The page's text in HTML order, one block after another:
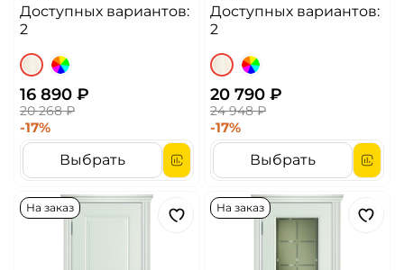
Доступных вариантов:
2
16 890 ₽
20 268 ₽
-17%
Выбрать
Доступных вариантов:
2
20 790 ₽
24 948 ₽
-17%
Выбрать
На заказ На заказ